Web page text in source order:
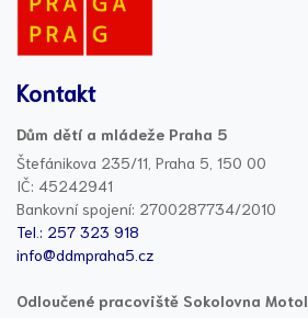
Kontakt
Dům dětí a mládeže Praha 5
Štefánikova 235/11, Praha 5, 150 00
IČ: 45242941
Bankovní spojení: 2700287734/2010
Tel.: 257 323 918
info@ddmpraha5.cz
Odloučené pracoviště Sokolovna Motol